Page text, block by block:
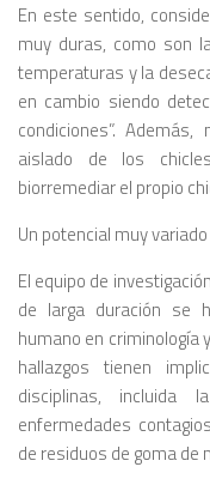
En este sentido,
muy duras, como son
temperaturas y la
en cambio siendo
condiciones”.
aislado de los
biorremediar el propio
Un potencial muy variado
El equipo de
de larga duración se
humano en criminología
hallazgos tienen
disciplinas, incluida
enfermedades
de residuos de goma de